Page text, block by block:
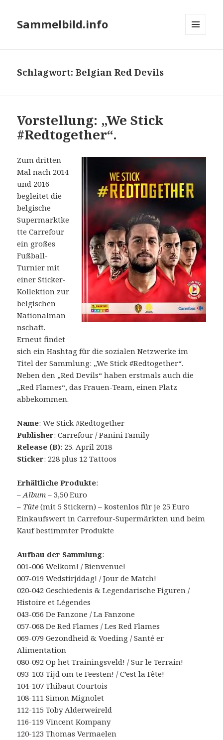
Sammelbild.info
Schlagwort:Belgian Red Devils
Vorstellung: „We Stick
#Redtogether“.
Zum dritten
Mal nach 2014
und 2016
begleitet die
belgische
Supermarktke
tte Carrefour
ein großes
Fußball-
Turnier mit
einer Sticker-
Kollektion zur
belgischen
Nationalman
nschaft.
Erneut findet
sich ein Hashtag für die sozialen Netzwerke im
Titel der Sammlung: „We Stick #Redtogether“.
Neben den „Red Devils“ haben erstmals auch die
„Red Flames“, das Frauen-Team, einen Platz
abbekommen.
Name: We Stick #Redtogether
Publisher: Carrefour / Panini Family
Release (B): 25. April 2018
Sticker: 228 plus 12 Tattoos
Erhältliche Produkte:
–Album – 3,50 Euro
– Tüte (mit 5 Stickern) – kostenlos für je 25 Euro
Einkaufswert in Carrefour-Supermärkten und beim
Kauf bestimmter Produkte
Aufbau der Sammlung:
001-006 Welkom! / Bienvenue!
007-019 Wedstirjddag! / Jour de Match!
020-042 Geschiedenis & Legendarische Figuren /
Histoire et Légendes
043-056 De Fanzone / La Fanzone
057-068 De Red Flames / Les Red Flames
069-079 Gezondheid & Voeding / Santé er
Alimentation
080-092 Op het Trainingsveld! / Sur le Terrain!
093-103 Tijd om te Feesten! / C’est la Fête!
104-107 Thibaut Courtois
108-111 Simon Mignolet
112-115 Toby Alderweireld
116-119 Vincent Kompany
120-123 Thomas Vermaelen